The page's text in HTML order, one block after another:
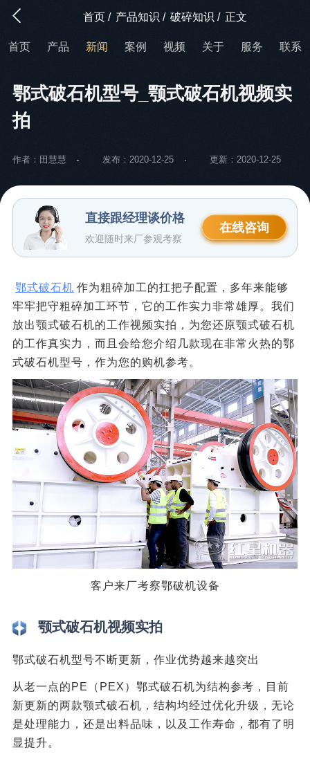
首页 / 产品知识 / 破碎知识 / 正文
首页 产品 新闻 案例 视频 关于 服务 联系
鄂式破石机型号_颚式破石机视频实
拍
作者：田慧慧 发布：2020-12-25 更新：2020-12-25
直接跟经理谈价格
欢迎随时来厂参观考察
在线咨询
鄂式破石机 作为粗碎加工的扛把子配置，多年来能够
牢牢把守粗碎加工环节，它的工作实力非常雄厚。我们
放出颚式破石机的工作视频实拍，为您还原颚式破石机
的工作真实力，而且会给您介绍几款现在非常火热的鄂
式破石机型号，作为您的购机参考。
客户来厂考察鄂破机设备
颚式破石机视频实拍
鄂式破石机型号不断更新，作业优势越来越突出
从老一点的PE（PEX）鄂式破石机为结构参考，目前
新更新的两款颚式破石机，结构均经过优化升级，无论
是处理能力，还是出料品味，以及工作寿命，都有了明
显提升。